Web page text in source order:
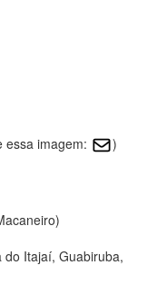
essa imagem:
)
do Itajaí, Guabiruba,